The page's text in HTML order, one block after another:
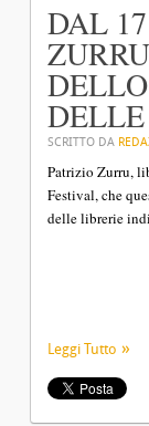
DAL
SCRITTO DA
Patrizio Zurru,
Festival, che
delle librerie
Leggi Tutto